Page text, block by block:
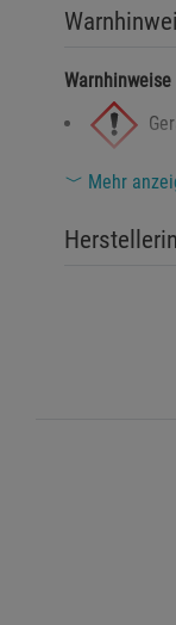
Warnhinweise
Gerät
Nicht in
Mehr